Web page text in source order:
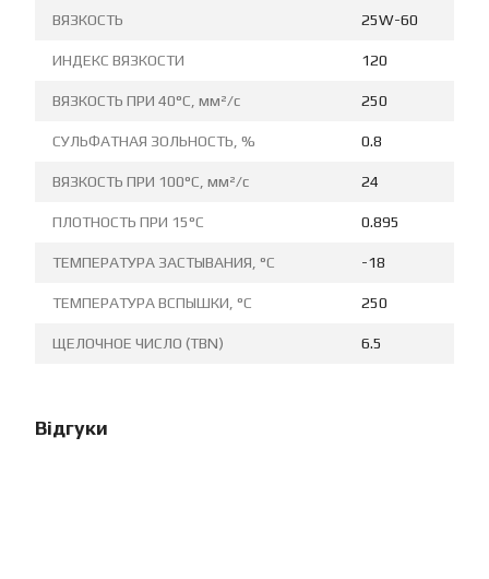
ВЯЗКОСТЬ 25W-60
ИНДЕКС ВЯЗКОСТИ 120
ВЯЗКОСТЬ ПРИ 40°C, мм²/с 250
СУЛЬФАТНАЯ ЗОЛЬНОСТЬ, % 0.8
ВЯЗКОСТЬ ПРИ 100°C, мм²/с 24
ПЛОТНОСТЬ ПРИ 15°C 0.895
ТЕМПЕРАТУРА ЗАСТЫВАНИЯ, °C -18
ТЕМПЕРАТУРА ВСПЫШКИ, °C 250
ЩЕЛОЧНОЕ ЧИСЛО (TBN) 6.5
Відгуки